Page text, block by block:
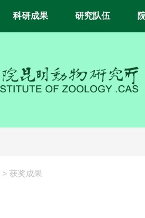
科研成果 研究队伍
> 获奖成果